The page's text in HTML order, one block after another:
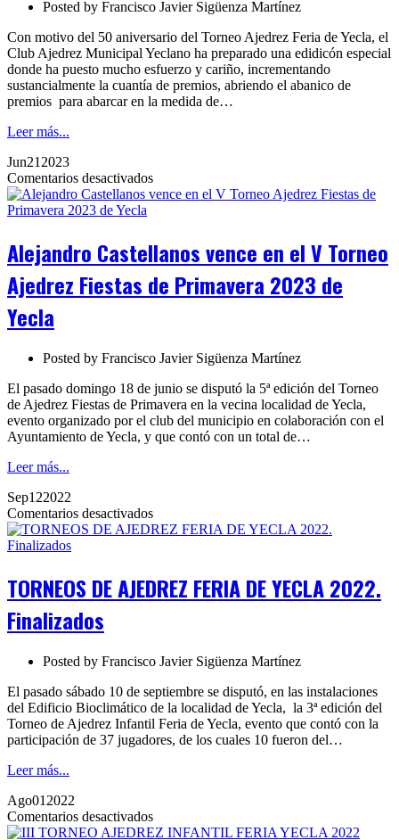
Posted by Francisco Javier Sigüenza Martínez
Con motivo del 50 aniversario del Torneo Ajedrez Feria de Yecla, el
Club Ajedrez Municipal Yeclano ha preparado una edidicón especial
donde ha puesto mucho esfuerzo y cariño, incrementando
sustancialmente la cuantía de premios, abriendo el abanico de
premios para abarcar en la medida de…
Leer más...
Jun21 2023
Comentarios desactivadosen
Alejandro
el
Torneo
Primavera
de
Yecla
Alejandro Castellanos vence en el V Torneo
Ajedrez Fiestas de Primavera 2023 de
Yecla
Posted by Francisco Javier Sigüenza Martínez
El pasado domingo 18 de junio se disputó la 5ª edición del Torneo
de Ajedrez Fiestas de Primavera en la vecina localidad de Yecla,
evento organizado por el club del municipio en colaboración con el
Ayuntamiento de Yecla, y que contó con un total de…
Leer más...
Sep122022
Comentarios desactivadosen
TORNEOS
DE
TORNEOS DE AJEDREZ FERIA DE YECLA 2022.
Finalizados
Posted by Francisco Javier Sigüenza Martínez
El pasado sábado 10 de septiembre se disputó, en las instalaciones
del Edificio Bioclimático de la localidad de Yecla, la 3ª edición del
Torneo de Ajedrez Infantil Feria de Yecla, evento que contó con la
participación de 37 jugadores, de los cuales 10 fueron del…
Leer más...
Ago01 2022
Comentarios desactivadosen
III